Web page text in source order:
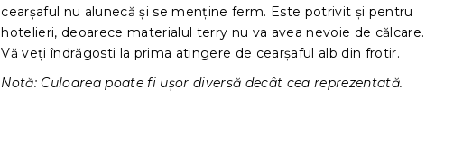
cearșaful nu alunecă și se menține ferm. Este potrivit și pentru
hotelieri, deoarece materialul terry nu va avea nevoie de călcare.
Vă veți îndrăgosti la prima atingere de cearșaful alb din frotir.
Notă: Culoarea poate fi ușor diversă decât cea reprezentată.